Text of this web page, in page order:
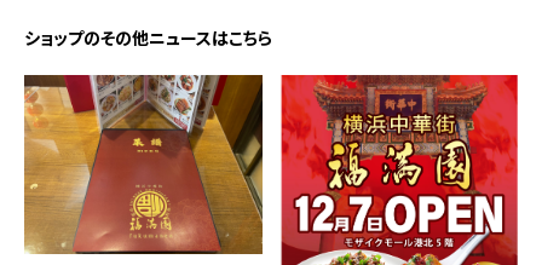
ショップのその他ニュースはこちら